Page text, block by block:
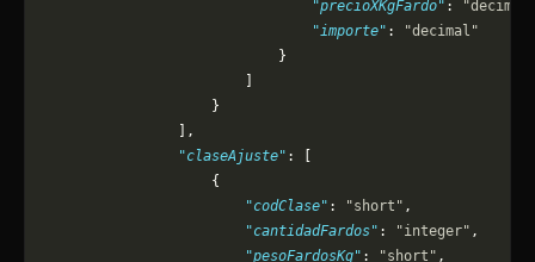
                                "precioXKgFardo"
:
                                "importe"
:
"decimal"
                            }
                    }
                ],
                "claseAjuste"
: [
                    {
                        "codClase"
: "short" ,
                        "cantidadFardos"
: "integer" ,
                        "pesoFardosKg"
: "short" ,